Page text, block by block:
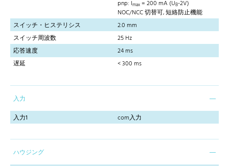
pnp: Imax = 200 mA (UB-2V)
NOC/NCC 切替可, 短絡防止機能
スイッチ・ヒステリシス
2.0 mm
スイッチ周波数
25 Hz
応答速度
24 ms
遅延
< 300 ms
入力
入力1
com入力
ハウジング